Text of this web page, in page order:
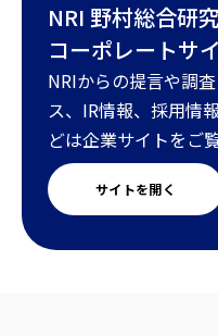
NRI 野村総合研
コーポレートサ
NRIからの提言や調
ス、IR情報、採用情
どは企業サイトをご
サイトを開く